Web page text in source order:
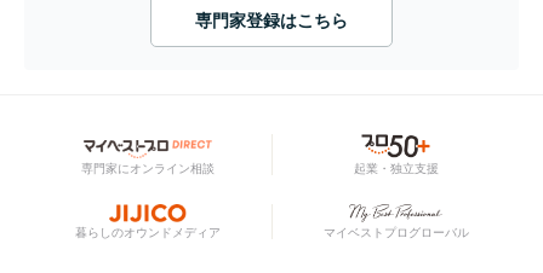
専門家登録はこちら
専門家にオンライン相談 起業・独立支援
暮らしのオウンドメディア マイベストプログローバル